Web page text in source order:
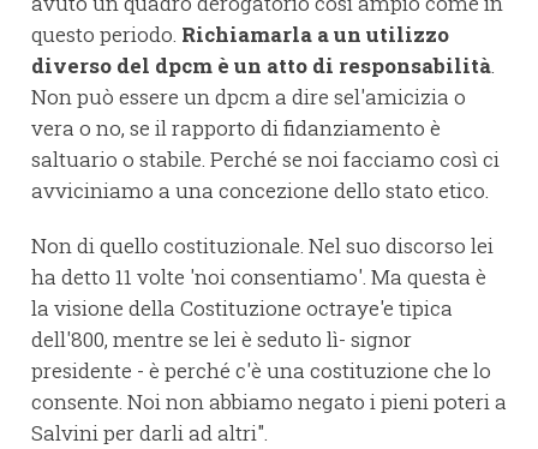
questo periodo. Richiamarla a un utilizzo
diverso del dpcm è un atto di responsabilità.
Non può essere un dpcm a dire sel'amicizia o
vera o no, se il rapporto di fidanziamento è
saltuario o stabile. Perché se noi facciamo così ci
avviciniamo a una concezione dello stato etico.
Non di quello costituzionale. Nel suo discorso lei
ha detto 11 volte 'noi consentiamo'. Ma questa è
la visione della Costituzione octraye'e tipica
dell'800, mentre se lei è seduto lì- signor
presidente - è perché c'è una costituzione che lo
consente. Noi non abbiamo negato i pieni poteri a
Salvini per darli ad altri".